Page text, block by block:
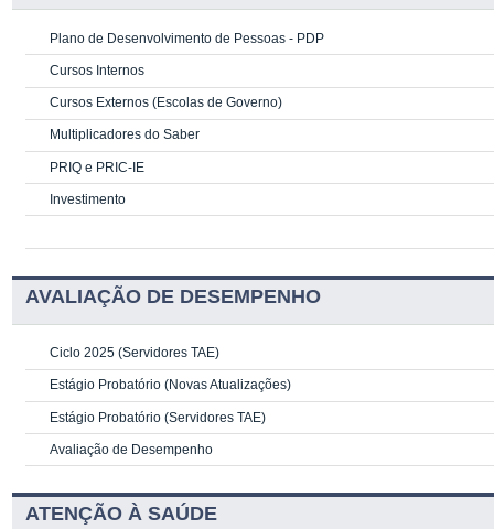
Plano de Desenvolvimento de Pessoas - PDP
Cursos Internos
Cursos Externos (Escolas de Governo)
Multiplicadores do Saber
PRIQ e PRIC-IE
Investimento
AVALIAÇÃO DE DESEMPENHO
Ciclo 2025 (Servidores TAE)
Estágio Probatório (Novas Atualizações)
Estágio Probatório (Servidores TAE)
Avaliação de Desempenho
ATENÇÃO À SAÚDE